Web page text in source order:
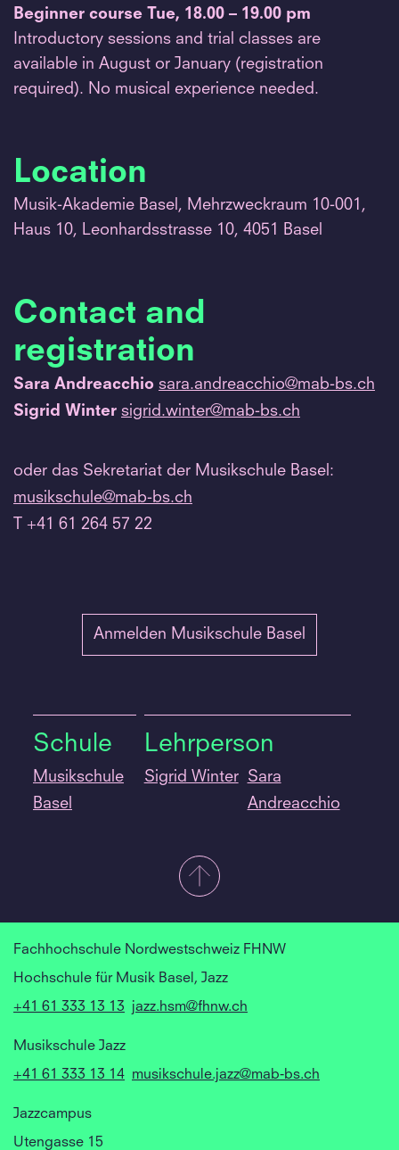
Beginner course Tue, 18.00 – 19.00 pm
Introductory sessions and trial classes are
available in August or January (registration
required). No musical experience needed.
Location
Musik-Akademie Basel, Mehrzweckraum 10-001,
Haus 10, Leonhardsstrasse 10, 4051 Basel
Contact and
registration
Sara Andreacchio sara.andreacchio@mab-bs.ch
Sigrid Winter sigrid.winter@mab-bs.ch
oder das Sekretariat der Musikschule Basel:
musikschule@mab-bs.ch
T +41 61 264 57 22
Anmelden Musikschule Basel
Schule
Musikschule
Basel
Lehrperson
Sigrid Winter
Sara
Andreacchio
Fachhochschule Nordwestschweiz FHNW
Hochschule für Musik Basel, Jazz
+41 61 333 13 13
jazz.hsm@fhnw.ch
Musikschule Jazz
+41 61 333 13 14 musikschule.jazz@mab-bs.ch
Jazzcampus
Utengasse 15